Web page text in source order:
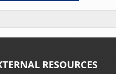
RESOURCES